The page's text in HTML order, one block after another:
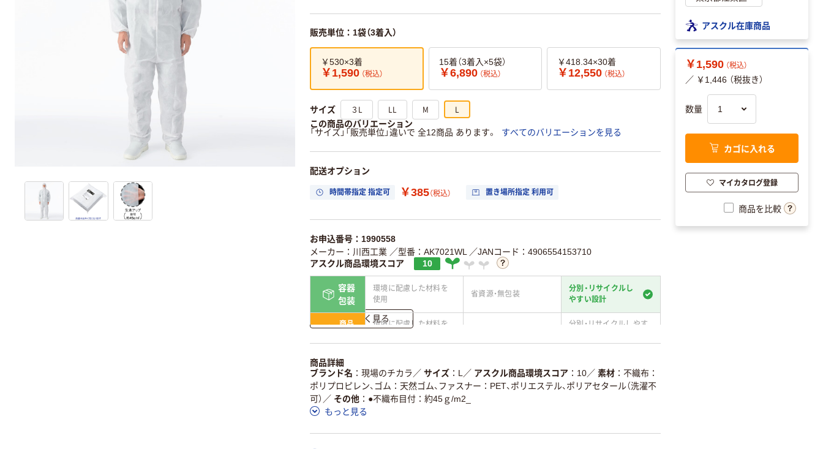
販売単位：1袋（3着入）
￥530×3着
￥1,590 （税込）
15着（3着入×5袋）
￥6,890 （税込）
￥418.34×30着
￥12,550 （税込）
サイズ ３L LL M L
この商品のバリエーション
「サイズ」「販売単位」違いで 全12商品 あります。
すべてのバリエーションを見る
配送オプション
時間帯指定 指定可 ￥385（税込） 置き場所指定 利用可
お申込番号：1990558
メーカー：川西工業 ／型番：AK7021WL
／JANコード：4906554153710
アスクル商品環境スコア
10
容器
包装
環境に配慮した材料を
使用
省資源・無包装
分別・リサイクルし
やすい設計
商品
環境に配慮した材料を
分別・リサイクルしやす
仕組
ある
ている
この商品の環境配慮ポイントです。詳しくはページ下部の商品詳細「アスクル商品環境スコ
ア詳細／加点項目
」で確認できます。
詳しく見る
商品詳細
ブランド名
現場のチカラ ／ サイズ L ／ アスクル商品環境スコア 10／ 素材
不織布：
ポリプロピレン、ゴム：天然ゴム、ファスナー：PET、ポリエステル、ポリアセタール（洗濯不
可） ／ その他
●不織布目付：約45ｇ/m2_
もっと見る
アスクル在庫商品
￥1,590 （税込）
／ ￥1,446 （税抜き）
数量
カゴに入れる
マイカタログ登録
商品を比較